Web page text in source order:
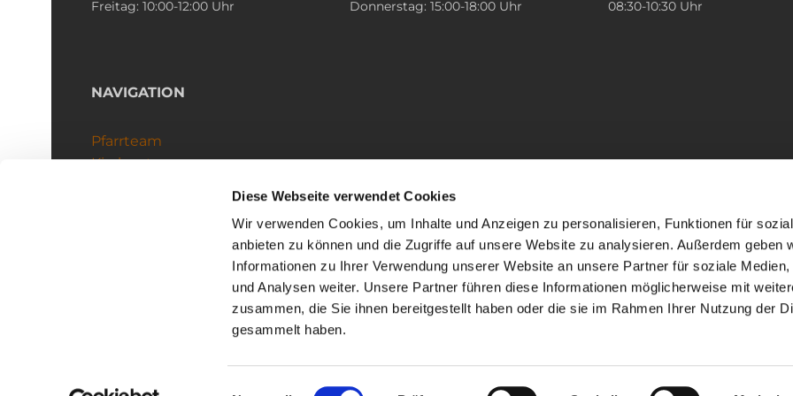
Diese Webseite verwendet Cookies
Wir verwenden Cookies, um Inhalte und Anzeigen zu personalisieren, Funktionen für
anbieten zu können und die Zugriffe auf unsere Website zu analysieren. Außerdem geben
Informationen zu Ihrer Verwendung unserer Website an unsere Partner für soziale Medien,
und Analysen weiter. Unsere Partner führen diese Informationen möglicherweise mit
zusammen, die Sie ihnen bereitgestellt haben oder die sie im Rahmen Ihrer Nutzung der
gesammelt haben.
Einwilligungsauswahl
Freitag: 10:00-12:00 Uhr
Donnerstag: 15:00-18:00 Uhr
08:30-10:30 Uhr
NAVIGATION
Pfarrteam
Kirchenteams
Impressum Datenschutzerklärung ChurchDesk-